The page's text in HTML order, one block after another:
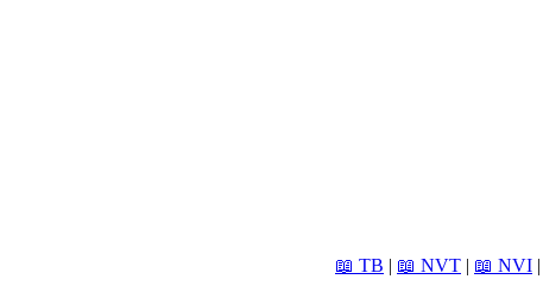
📖 TB | 📖 NVT | 📖 NVI |